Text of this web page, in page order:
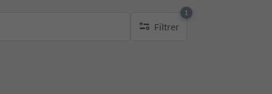
Filtrer
1
1 filtre actif